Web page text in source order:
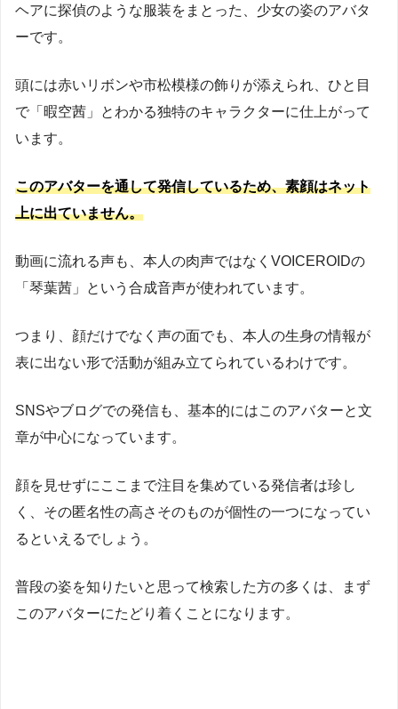
ヘアに探偵のような服装をまとった、少女の姿のアバタ
ーです。
頭には赤いリボンや市松模様の飾りが添えられ、ひと目
で「暇空茜」とわかる独特のキャラクターに仕上がって
います。
このアバターを通して発信しているため、素顔はネット
上に出ていません。
動画に流れる声も、本人の肉声ではなくVOICEROIDの
「琴葉茜」という合成音声が使われています。
つまり、顔だけでなく声の面でも、本人の生身の情報が
表に出ない形で活動が組み立てられているわけです。
SNSやブログでの発信も、基本的にはこのアバターと文
章が中心になっています。
顔を見せずにここまで注目を集めている発信者は珍し
く、その匿名性の高さそのものが個性の一つになってい
るといえるでしょう。
普段の姿を知りたいと思って検索した方の多くは、まず
このアバターにたどり着くことになります。